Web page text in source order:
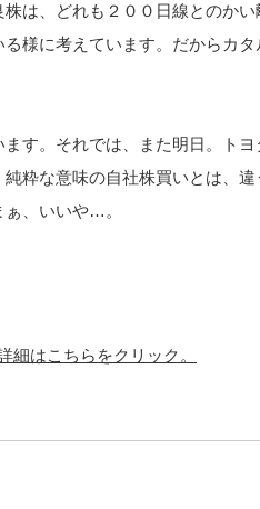
は、どれも２００日線とのかい
様に考えています。だからカタ
す。それでは、また明日。トヨ
粋な意味の自社株買いとは、違
、いいや…。
はこちらをクリック。